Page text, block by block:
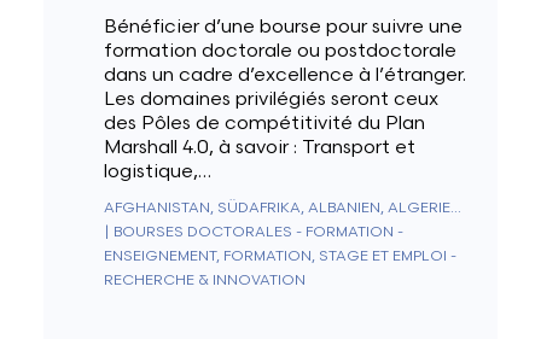
Bénéficier d’une bourse pour suivre une
formation doctorale ou postdoctorale
dans un cadre d’excellence à l’étranger.
Les domaines privilégiés seront ceux
des Pôles de compétitivité du Plan
Marshall 4.0, à savoir : Transport et
logistique,…
AFGHANISTAN, SÜDAFRIKA, ALBANIEN, ALGERIEN, DEUTSCHLAND, ANDORRA, ANGOLA, ANGUILLA, ANTARKTIS, ANTIGUA UND BARBUDA, NIEDERLÄNDISCHE ANTILLEN, SAUDI-ARABIEN, ARGENTINIEN, ARMENIEN, ARUBA, AUSTRALIEN, AUSTRIA, ASERBAIDSCHAN, BAHAMAS, BAHRAIN, BANGLADESCH, BARBADOS, BELIZE, BENIN, BERMUDA, BHUTAN, WEISSRUSSLAND, BOLIVIEN, BOSNIEN UND HERZEGOWINA, BOTSWANA, BRASILIEN, BRUNEI, BULGARIEN, BURKINA FASO, BURUNDI, KAMBODSCHA, KAMERUN, KANADA, KAPVERDEN, CEUTA UND MELILLA, CHILE, CHINA, ZYPERN, VATIKANSTADT, KOLUMBIEN, KOMOREN, KONGO - BRAZZAVILLE, KONGO - KINSHASA, NORDKOREA, SÜDKOREA, COSTA RICA, ELFENBEINKÜSTE, KROATIEN, KUBA, CURAÇAO, DÄNEMARK, DIEGO GARCIA, DSCHIBUTI, DOMINICA, ÄGYPTEN, VEREINIGTE ARABISCHE EMIRATE, EQUADOR, ERITREA, SPANIEN, ESTLAND, KÖNIGREICH ESWATINI, VEREINIGTE STAATEN, ÄTHIOPIEN, FIDSCHI, FINNLAND, FRANKREICH, GABUN, GAMBIA, GEORGIEN, SÜDGEORGIEN UND DIE SÜDLICHEN SANDWICHINSELN, GHANA, GIBRALTAR, GRIECHENLAND, GRENADA, GRÖNLAND, GUADELOUPE, GUAM, GUATEMALA, GUERNSEY, GUINEA, ÄQUATORIALGUINEA, GUINEA-BISSAU, GUYANA, FRANZÖSISCH-GUAYANA, HAITI, HONDURAS, HONGKONG SONDERVERWALTUNGSZONE DER REPUBLIK CHINA, UNGARN, BOUVETINSEL, WEIHNACHTSINSEL, CLIPPERTON-INSEL, ASCENSION, ISLE OF MAN, NORFOLKINSEL, ÅLANDINSELN, KAIMANINSELN, KANARISCHE INSELN, KOKOSINSELN, COOKINSELN, US-ÜBERSEEINSELN, FÄRÖER, HEARD UND MCDONALDINSELN, FALKLANDINSELN, NÖRDLICHE MARIANEN, MARSHALLINSELN, PITCAIRNINSELN, SALOMONEN, TURKS- UND CAICOSINSELN, AMERIKANISCHE JUNGFERNINSELN, BRITISCHE JUNGFERNINSELN, INDIEN, INDONESIEN, IRAK, IRAN, IRLAND, ISLAND, ISRAEL, ITALIEN, JAMAIKA, JAPAN, JERSEY, JORDANIEN, KASACHSTAN, KENIA, KIRGISISTAN, KIRIBATI, KOSOVO, KUWAIT, LAOS, LESOTHO, LATVIA, LIBANON, LIBERIA, LIECHTENSTEIN, LITAUEN, LUXEMBURG, LIBYEN, NORDMAZEDONIEN, MADAGASKAR, MALAYSIA, MALAWI, MALEDIVEN, MALI, MALTA, MAROKKO, MARTINIQUE, MAURITIUS, MAURETANIEN, MAYOTTE, MEXIKO, MIKRONESIEN, REPUBLIK MOLDAU, MONACO, MONGOLEI, MONTENEGRO, MONTSERRAT, MOSAMBIK, MYANMAR (BIRMA), NAMIBIA, NAURU, NEPAL, NICARAGUA, NIGER, NIGERIA, NIUE, NORWEGEN, NEUKALEDONIEN, NEUSEELAND, ABGELEGENES OZEANIEN, OMAN, UGANDA, USBEKISTAN, PAKISTAN, PALAU, PANAMA, PAPUA-NEUGUINEA, PARAGUAY, NIEDERLANDE, KARIBISCHE NIEDERLANDE (BES-INSELN), PERU, PHILIPPINEN, POLEN, FRANZÖSISCH-POLYNESIEN, PUERTO RICO, PORTUGAL, KATAR, MACAU (CHINESISCHE SONDERVERWALTUNGSZONE), ZENTRALAFRIKANISCHE REPUBLIK, DOMINIKANISCHE REPUBLIK, RÉUNION, RUMÄNIEN, VEREINIGTES KÖNIGREICH, RUSSLAND, RUANDA, WESTSAHARA, ST. KITTS UND NEVIS, SAN MARINO, SAINT-PIERRE UND MIQUELON, ST. VINCENT & GRENADINEN, ST. HELENA, ST. LUCIA, EL SALVADOR, SAMOA, AMERIKANISCH-SAMOA, SÃO TOMÉ & PRÍNCIPE, SENEGAL, SERBIEN, SEYCHELLEN, SIERRA LEONE, SINGAPUR, SINT MAARTEN, SLOWAKEI, SLOWENIEN, SOMALIA, SUDAN, SÜDSUDAN, SRI LANKA, SAINT-BARTHÉLEMY, ST. MARTIN, SCHWEDEN, SCHWEIZ, SURINAM, SPITZBERGEN & JAN MAYEN, SYRIEN, TADSCHIKISTAN, TAIWAN, TANSANIA, TSCHAD, TSCHECHIEN, FRANZÖSISCHE SÜD- UND ANTARKTISGEBIETE, BRITISCHES TERRITORIUM IM INDISCHEN OZEAN, PALÄSTINENSISCHE AUTONOMIEGEBIETE, THAILAND, OSTTIMOR, TOGO, TOKELAU, TONGA, TRINIDAD UND TOBAGO, TRISTAN DA CUNHA, TUNESIEN, TÜRKEI, TURKMENISTAN, TUVALU, UKRAINE, URUGUAY, VANUATU, VENEZUELA, VIETNAM, WALLIS & FUTUNA, JEMEN, SAMBIA, SIMBABWE
BOURSES DOCTORALES - FORMATION -
ENSEIGNEMENT, FORMATION, STAGE ET EMPLOI -
RECHERCHE & INNOVATION